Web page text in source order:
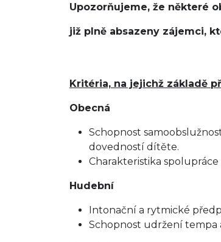
Upozorňujeme, že některé
již plně absazeny zájemci,
Kritéria, na jejichž základě
Obecná
Schopnost
dovedností dítěte.
Charakteristika
Hudební
Intonační a rytmické
Schopnost udržení tempa